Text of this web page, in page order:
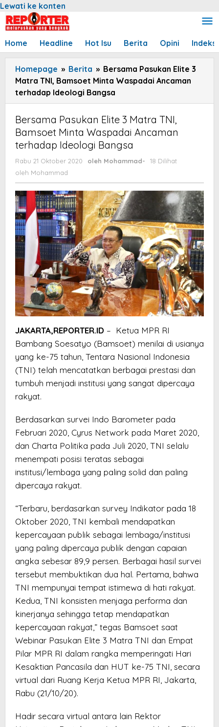
Lewati ke konten
Home Headline Hot Isu Berita Opini Indeks
Homepage » Berita » Bersama Pasukan Elite 3
Matra TNI, Bamsoet Minta Waspadai Ancaman
terhadap Ideologi Bangsa
Bersama Pasukan Elite 3 Matra TNI,
Bamsoet Minta Waspadai Ancaman
terhadap Ideologi Bangsa
Rabu 21 Oktober 2020 oleh Mohammad-
18 Dilihat
oleh Mohammad
JAKARTA,REPORTER.ID – Ketua MPR RI
Bambang Soesatyo (Bamsoet) menilai di usianya
yang ke-75 tahun, Tentara Nasional Indonesia
(TNI) telah mencatatkan berbagai prestasi dan
tumbuh menjadi institusi yang sangat dipercaya
rakyat.
Berdasarkan survei Indo Barometer pada
Februari 2020, Cyrus Network pada Maret 2020,
dan Charta Politika pada Juli 2020, TNI selalu
menempati posisi teratas sebagai
institusi/lembaga yang paling solid dan paling
dipercaya rakyat.
“Terbaru, berdasarkan survey Indikator pada 18
Oktober 2020, TNI kembali mendapatkan
kepercayaan publik sebagai lembaga/institusi
yang paling dipercaya publik dengan capaian
angka sebesar 89,9 persen. Berbagai hasil survei
tersebut membuktikan dua hal. Pertama, bahwa
TNI mempunyai tempat istimewa di hati rakyat.
Kedua, TNI konsisten menjaga performa dan
kinerjanya sehingga tetap mendapatkan
kepercayaan rakyat,” tegas Bamsoet saat
Webinar Pasukan Elite 3 Matra TNI dan Empat
Pilar MPR RI dalam rangka memperingati Hari
Kesaktian Pancasila dan HUT ke-75 TNI, secara
virtual dari Ruang Kerja Ketua MPR RI, Jakarta,
Rabu (21/10/20).
Hadir secara virtual antara lain Rektor